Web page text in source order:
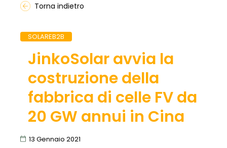
Torna indietro
SOLAREB2B
JinkoSolar avvia la
costruzione della
fabbrica di celle FV da
20 GW annui in Cina
13 Gennaio 2021